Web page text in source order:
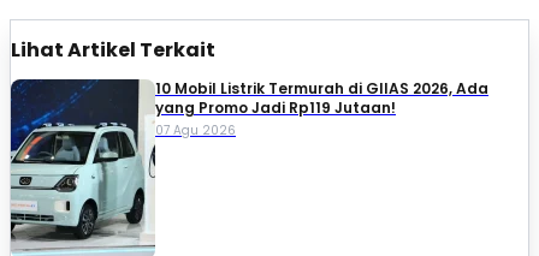
Lihat Artikel Terkait
10 Mobil Listrik Termurah di GIIAS 2026, Ada
yang Promo Jadi Rp119 Jutaan!
07 Agu 2026